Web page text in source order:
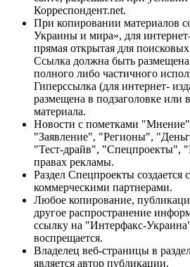
Корреспондент.net.
При копировании материалов
Украины и мира», для
прямая открытая для
Ссылка должна быть
полного либо частичного
Гиперссылка (для интернет-
размещена в подзаголовке или
материала.
Новости с пометками
"Заявление", "Регионы",
"Тест-драйв", "Спецпроекты",
правах рекламы.
Раздел Спецпроекты создается
коммерческими партнерами.
Любое копирование,
другое распространение
ссылку на "Интерфакс-
воспрещается.
Владелец веб-страницы в
является автор публикации.